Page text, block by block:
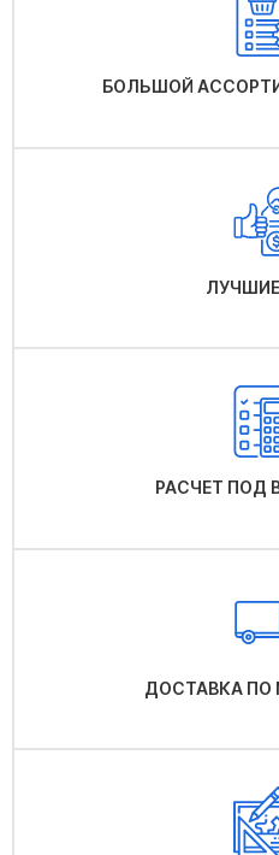
БОЛЬШОЙ
РАСЧЕТ ПОД
ДОСТАВКА ПО